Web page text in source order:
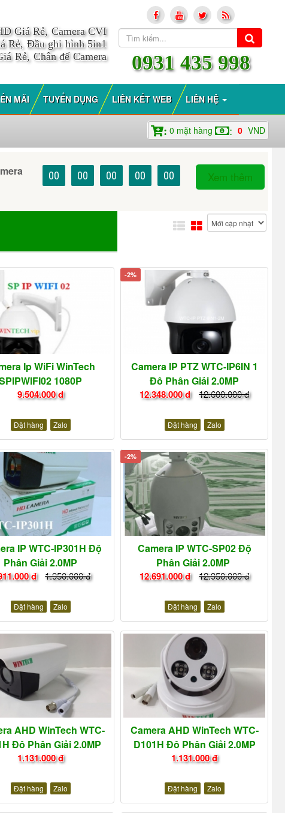
Giá Rẻ, Camera CVI
Rẻ, Đầu ghi hình 5in1
Rẻ, Chân đế Camera
0931 435 998
MÃI TUYỂN DỤNG LIÊN KẾT WEB LIÊN HỆ
: 0 mặt hàng : 0 VND
00 00 00 00 00 Xem thêm
Ip WiFi WinTech
1080P
9.504.000 đ
Đặt hàng Zalo
-2%
Camera IP PTZ WTC-IP6IN 1
Độ Phân Giải 2.0MP
12.348.000 đ 12.600.000 đ
Đặt hàng Zalo
IP WTC-IP301H Độ
Phân Giải 2.0MP
đ 1.950.000 đ
Đặt hàng Zalo
-2%
Camera IP WTC-SP02 Độ
Phân Giải 2.0MP
12.691.000 đ 12.950.000 đ
Đặt hàng Zalo
AHD WinTech WTC-
Độ Phân Giải 2.0MP
1.131.000 đ
Đặt hàng Zalo
Camera AHD WinTech WTC-
D101H Độ Phân Giải 2.0MP
1.131.000 đ
Đặt hàng Zalo